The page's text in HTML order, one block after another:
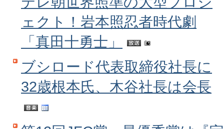
ェクト！岩本照忍者時代劇
「真田十勇士」
ブシロード代表取締役社長に
32歳根本氏、木谷社長は会長